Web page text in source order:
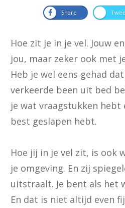
Share
Hoe zit je in je vel. Jouw
jou, maar zeker ook met
Heb je wel eens gehad
verkeerde been uit bed
je wat vraagstukken hebt
best geslapen hebt.
Hoe jij in je vel zit, is ook
je omgeving. En zij
uitstraalt. Je bent als het
En dat is niet altijd even